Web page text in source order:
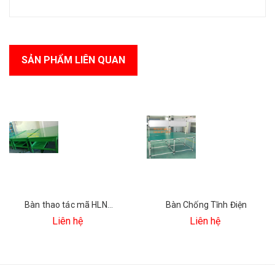
SẢN PHẨM LIÊN QUAN
Liên hệ
Bàn Chống Tĩnh Điện
Liên hệ